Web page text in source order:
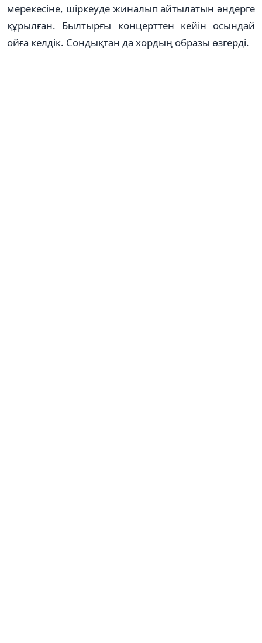
мерекесіне, шіркеуде жиналып айтылатын әндерге
құрылған. Былтырғы концерттен кейін осындай
ойға келдік. Сондықтан да хордың образы өзгерді.